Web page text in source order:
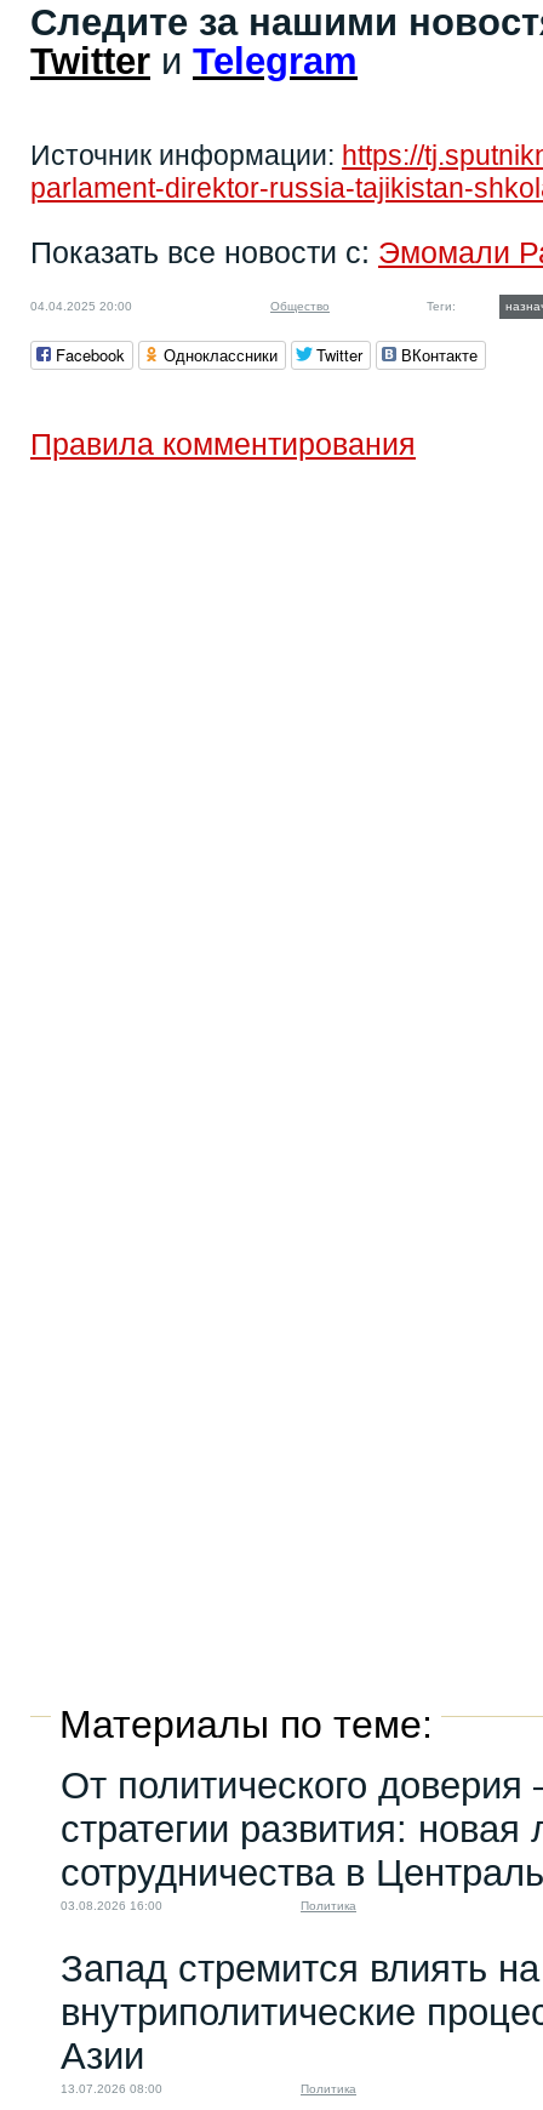
Следите за нашими
Twitter и Telegram
Источник информации: https://
parlament-direktor-russia-tajikistan-
Показать все новости с: Эмомали
04.04.2025 20:00 Общество Теги:
Facebook Одноклассники Twitter ВКонтакте
Правила комментирования
Материалы по теме:
От политического
стратегии развития: новая
сотрудничества в
03.08.2026 16:00 Политика
Запад стремится влиять на
внутриполитические
Азии
13.07.2026 08:00 Политика